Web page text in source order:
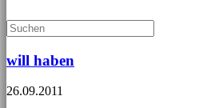
will haben
26.09.2011